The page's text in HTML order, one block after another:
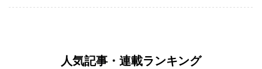
人気記事・連載ランキング